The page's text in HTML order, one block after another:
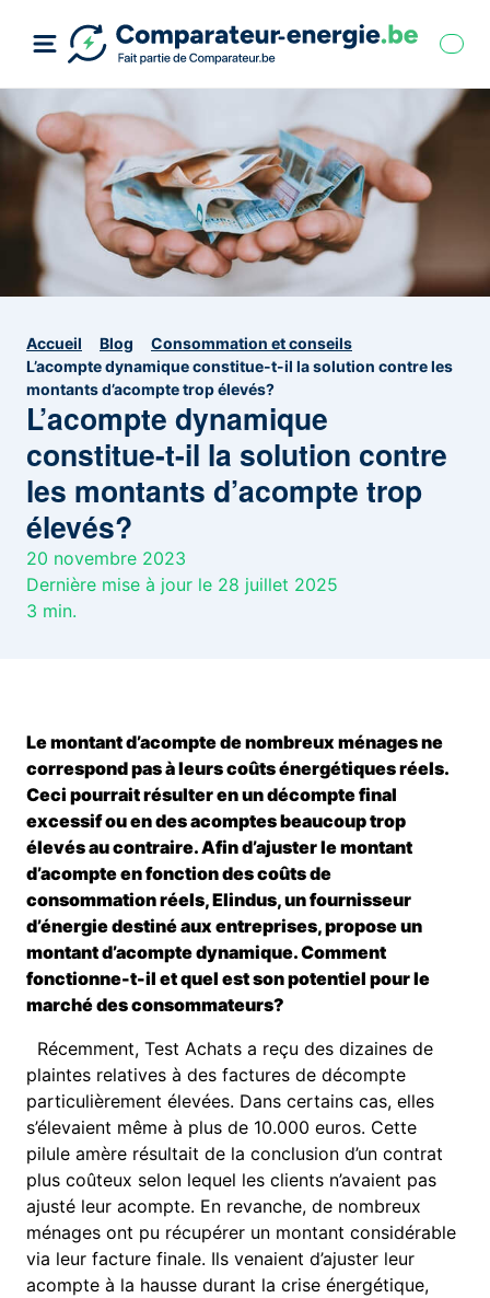
Accueil Blog
Consommation et conseils
L’acompte dynamique constitue-t-il la solution contre les
montants d’acompte trop élevés?
L’acompte dynamique
constitue-t-il la solution contre
les montants d’acompte trop
élevés?
20 novembre 2023
Dernière mise à jour le 28 juillet 2025
3 min.
Le montant d’acompte de nombreux ménages ne
correspond pas à leurs coûts énergétiques réels.
Ceci pourrait résulter en un décompte final
excessif ou en des acomptes beaucoup trop
élevés au contraire. Afin d’ajuster le montant
d’acompte en fonction des coûts de
consommation réels, Elindus, un fournisseur
d’énergie destiné aux entreprises, propose un
montant d’acompte dynamique. Comment
fonctionne-t-il et quel est son potentiel pour le
marché des consommateurs?
Récemment, Test Achats a reçu des dizaines de
plaintes relatives à des factures de décompte
particulièrement élevées. Dans certains cas, elles
s’élevaient même à plus de 10.000 euros. Cette
pilule amère résultait de la conclusion d’un contrat
plus coûteux selon lequel les clients n’avaient pas
ajusté leur acompte. En revanche, de nombreux
ménages ont pu récupérer un montant considérable
via leur facture finale. Ils venaient d’ajuster leur
acompte à la hausse durant la crise énergétique,